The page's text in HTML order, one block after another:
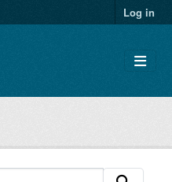
Log in